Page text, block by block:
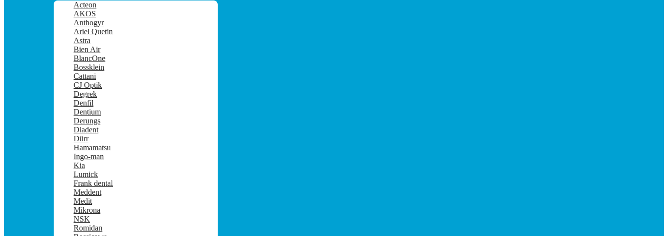
Acteon
AKOS
Anthogyr
Ariel Quetin
Astra
Bien Air
BlancOne
Bossklein
Cattani
CJ Optik
Degrek
Denfil
Dentium
Derungs
Diadent
Dürr
Hamamatsu
Ingo-man
Kia
Lumick
Frank dental
Meddent
Medit
Mikrona
NSK
Romidan